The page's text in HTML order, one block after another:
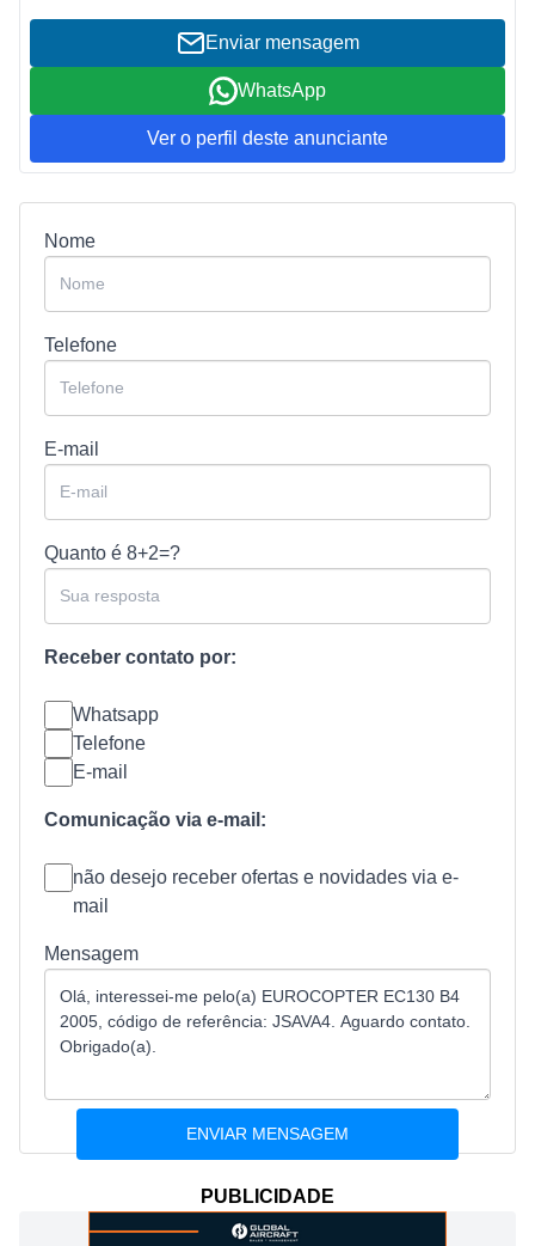
Enviar mensagem
WhatsApp
Ver o perfil deste anunciante
Nome
Telefone
E-mail
Quanto é 8+2=?
Receber contato por:
Whatsapp
Telefone
E-mail
Comunicação via e-mail:
não desejo receber ofertas e novidades via e-
mail
Mensagem
PUBLICIDADE